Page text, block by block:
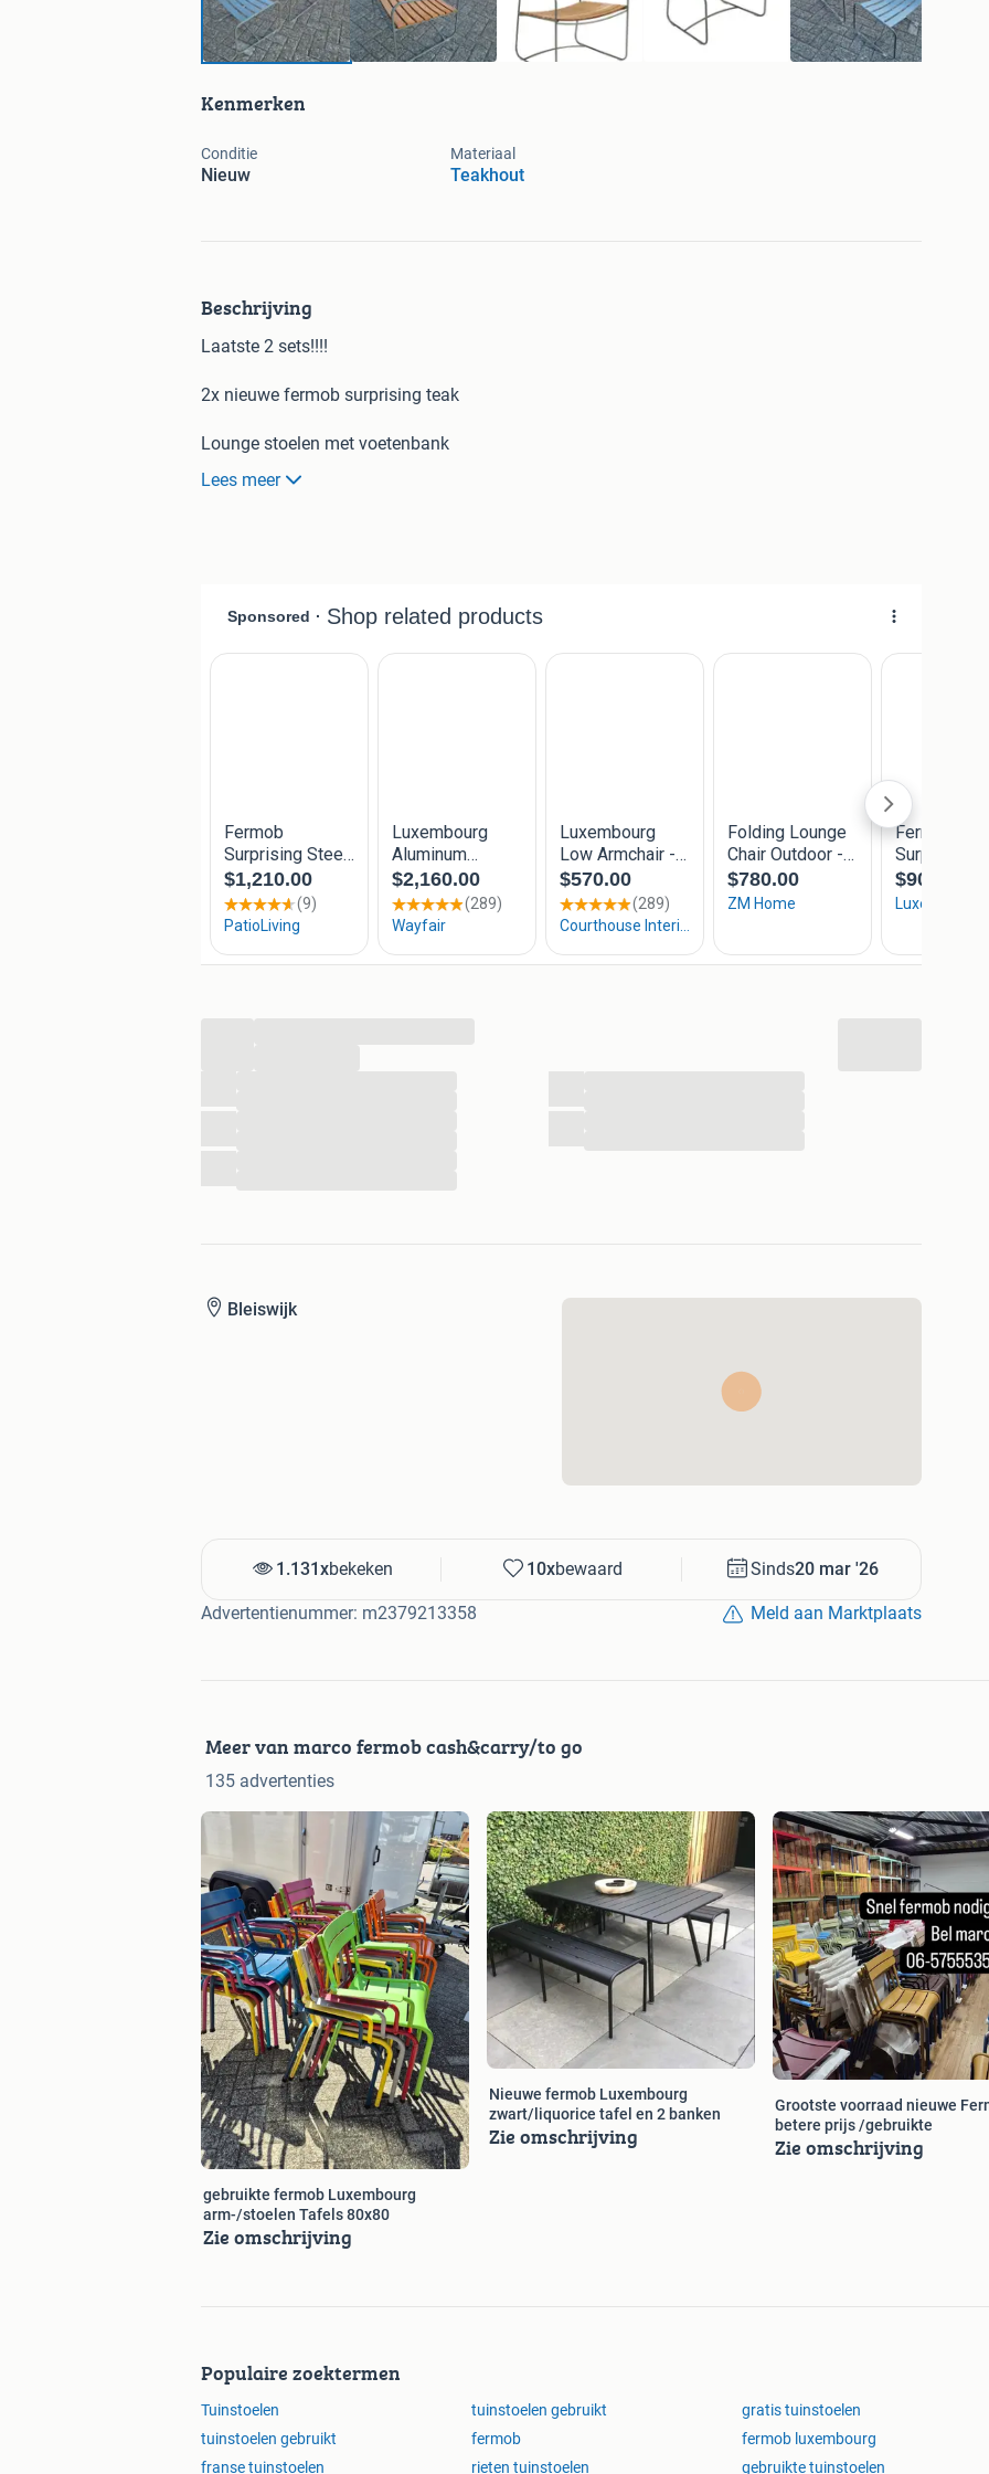
Kenmerken
Conditie
Nieuw
Materiaal
Teakhout
Beschrijving
Laatste 2 sets!!!!
2x nieuwe fermob surprising teak
Lounge stoelen met voetenbank
Stoelen surprising teak
Prijs 594 euro stoel +voetenbank
2 sets samen 1100 euro
Lees meer
Bleiswijk
1.131xbekeken 10xbewaard Sinds20 mar '26
Advertentienummer: m2379213358 Meld aan Marktplaats
Meer van marco fermob cash&carry/to go
135 advertenties
gebruikte fermob Luxembourg
arm-/stoelen Tafels 80x80
Zie omschrijving
Nieuwe fermob Luxembourg
zwart/liquorice tafel en 2 banken
Zie omschrijving
Grootste voorraad nieuwe
betere prijs /gebruikte
Zie omschrijving
Populaire zoektermen
Tuinstoelen tuinstoelen gebruikt gratis tuinstoelen
tuinstoelen gebruikt
fermob fermob luxembourg
franse tuinstoelen
rieten tuinstoelen gebruikte tuinstoelen